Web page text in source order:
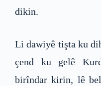
dikin.
Li dawiyê tişta ku
çend ku gelê
birîndar kirin, lê